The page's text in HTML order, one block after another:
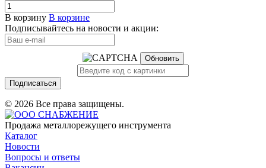
В корзину В корзине
Подписывайтесь на новости и акции:
Обновить
Подписаться
© 2026 Все права защищены.
Продажа металлорежущего инструмента
Каталог
Новости
Вопросы и ответы